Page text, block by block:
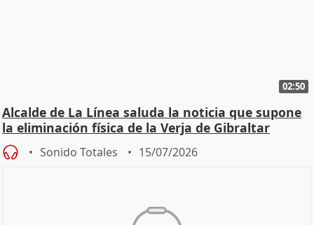
02:50
Alcalde de La Línea saluda la noticia que supone
la eliminación física de la Verja de Gibraltar
Sonido Totales 15/07/2026